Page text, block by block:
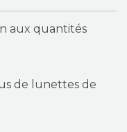
aux quantités
de lunettes de